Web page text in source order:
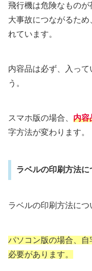
飛行機は危険なもの
大事故につながるた
れています。
内容品は必ず、入っ
う。
スマホ版の場合、 内容
字方法が変わります。
ラベルの印刷方法に
ラベルの印刷方法につ
パソコン版の場合、
必要があります。